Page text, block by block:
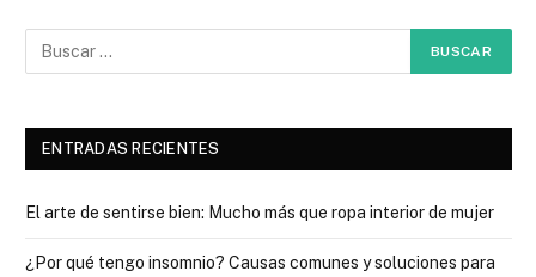
ENTRADAS RECIENTES
El arte de sentirse bien: Mucho más que ropa interior de mujer
¿Por qué tengo insomnio? Causas comunes y soluciones para